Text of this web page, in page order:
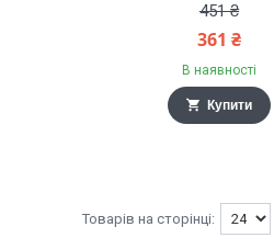
451 ₴
361 ₴
В наявності
Купити